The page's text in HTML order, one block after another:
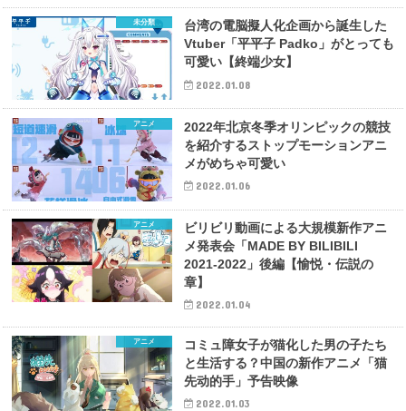
未分類
台湾の電脳擬人化企画から誕生した
Vtuber「平平子 Padko」がとっても
可愛い【終端少女】
2022.01.08
アニメ
2022年北京冬季オリンピックの競技
を紹介するストップモーションアニ
メがめちゃ可愛い
2022.01.06
アニメ
ビリビリ動画による大規模新作アニ
メ発表会「MADE BY BILIBILI
2021-2022」後編【愉悦・伝説の
章】
2022.01.04
アニメ
コミュ障女子が猫化した男の子たち
と生活する？中国の新作アニメ「猫
先动的手」予告映像
2022.01.03